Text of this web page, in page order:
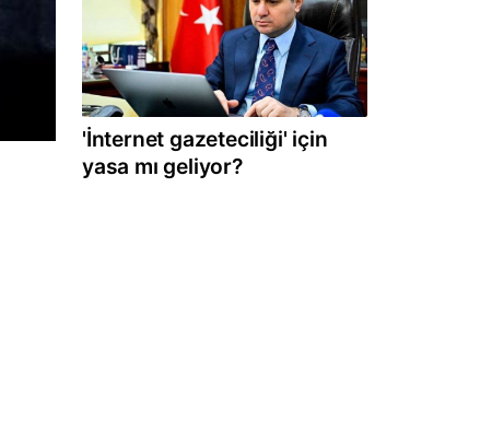
'İnternet gazeteciliği' için
yasa mı geliyor?